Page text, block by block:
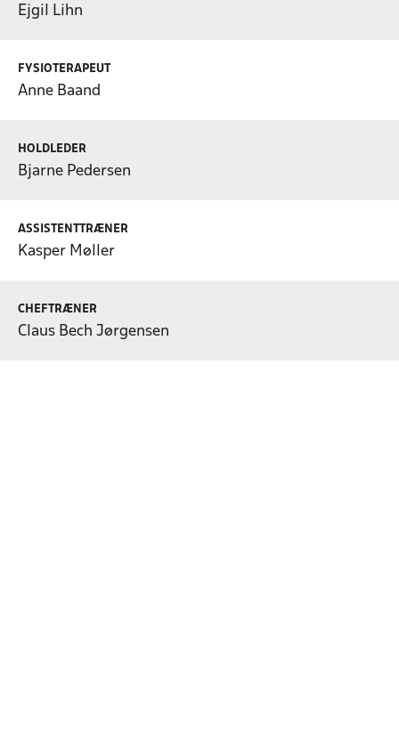
Ejgil Lihn
FYSIOTERAPEUT
Anne Baand
HOLDLEDER
Bjarne Pedersen
ASSISTENTTRÆNER
Kasper Møller
CHEFTRÆNER
Claus Bech Jørgensen